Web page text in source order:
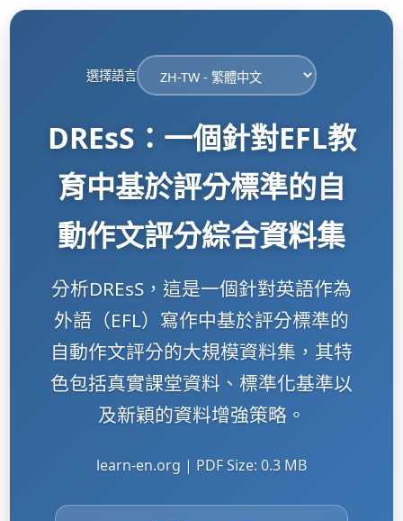
選擇語言
DREsS：一個針對EFL教
育中基於評分標準的自
動作文評分綜合資料集
分析DREsS，這是一個針對英語作為
外語（EFL）寫作中基於評分標準的
自動作文評分的大規模資料集，其特
色包括真實課堂資料、標準化基準以
及新穎的資料增強策略。
learn-en.org | PDF Size: 0.3 MB